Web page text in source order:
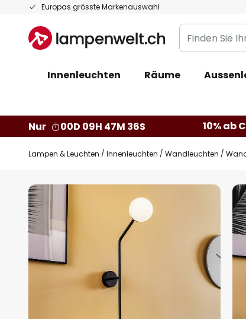
Europas grösste Markenauswahl
Zum
springen
Finden
Sie
Leuchte...
Innenleuchten Räume
Nur
00D 09H 47M 35S 10% ab
Lampen & Leuchten Innenleuchten Wandleuchten
Zum
Ende
der
Bildgalerie
springen